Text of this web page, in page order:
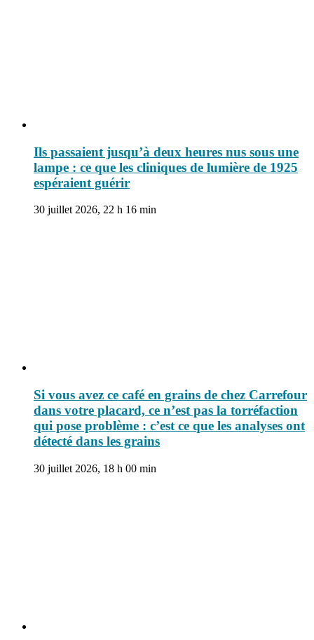
Ils passaient jusqu’à deux heures nus sous une
lampe : ce que les cliniques de lumière de 1925
espéraient guérir
30 juillet 2026, 22 h 16 min
Si vous avez ce café en grains de chez Carrefour
dans votre placard, ce n’est pas la torréfaction
qui pose problème : c’est ce que les analyses ont
détecté dans les grains
30 juillet 2026, 18 h 00 min